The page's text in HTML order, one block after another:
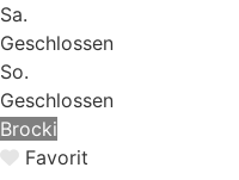
Sa.
Geschlossen
So.
Geschlossen
Brocki
Favorit